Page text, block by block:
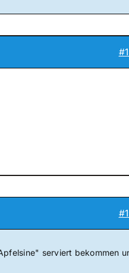
serviert bekommen